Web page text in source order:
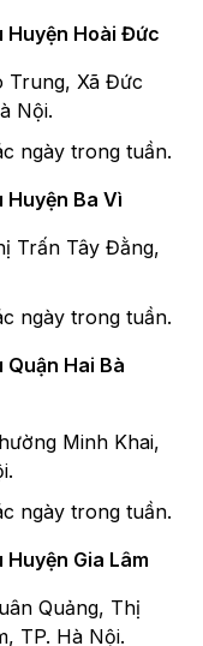
Huyện Hoài Đức
Trung, Xã Đức
Nội.
ngày trong tuần.
Ba Vì
Trấn Tây Đằng,
ngày trong tuần.
Hai Bà
Minh Khai,
ngày trong tuần.
Gia Lâm
Quảng, Thị
TP. Hà Nội.